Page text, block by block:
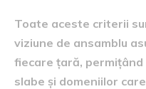
Toate aceste criterii
viziune de ansamblu
fiecare țară,
slabe și domeniilor